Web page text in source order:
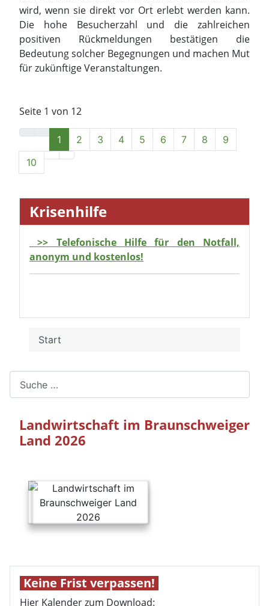
Land 2026
Keine Frist verpassen!
Hier Kalender zum Download:
Fristenkalender 2026
Seite 1 von 12
1 2 3 4 5 7 8
10
Krisenhilfe
>> Telefonische Hilfe für den Notfall,
anonym und kostenlos!
Start